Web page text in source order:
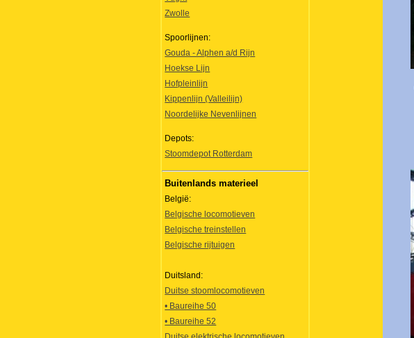
Zwolle
Spoorlijnen:
Gouda - Alphen a/d Rijn
Hoekse Lijn
Hofpleinlijn
Kippenlijn (Valleilijn)
Noordelijke Nevenlijnen
Depots:
Stoomdepot Rotterdam
Buitenlands materieel
België:
Belgische locomotieven
Belgische treinstellen
Belgische rijtuigen
Duitsland:
Duitse stoomlocomotieven
• Baureihe 50
• Baureihe 52